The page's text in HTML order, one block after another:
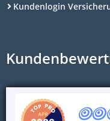
Kundenlogin